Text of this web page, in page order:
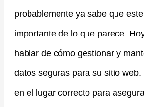
probablemente ya sabe que
importante de lo que parece.
hablar de cómo gestionar y
datos seguras para su sitio web.
en el lugar correcto para